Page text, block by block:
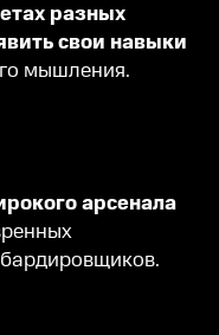
разных
свои навыки
мышления.
арсенала